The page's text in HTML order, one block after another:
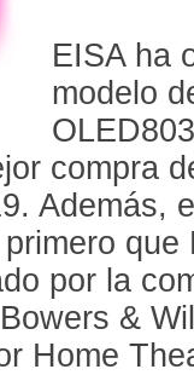
EISA ha
modelo
compra
Además,
por la
&
Home